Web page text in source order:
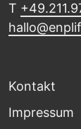
T
Kontakt
Impressum